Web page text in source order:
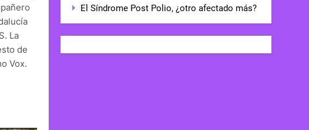
La
de
Vox.
El Síndrome Post Polio, ¿otro afectado más?